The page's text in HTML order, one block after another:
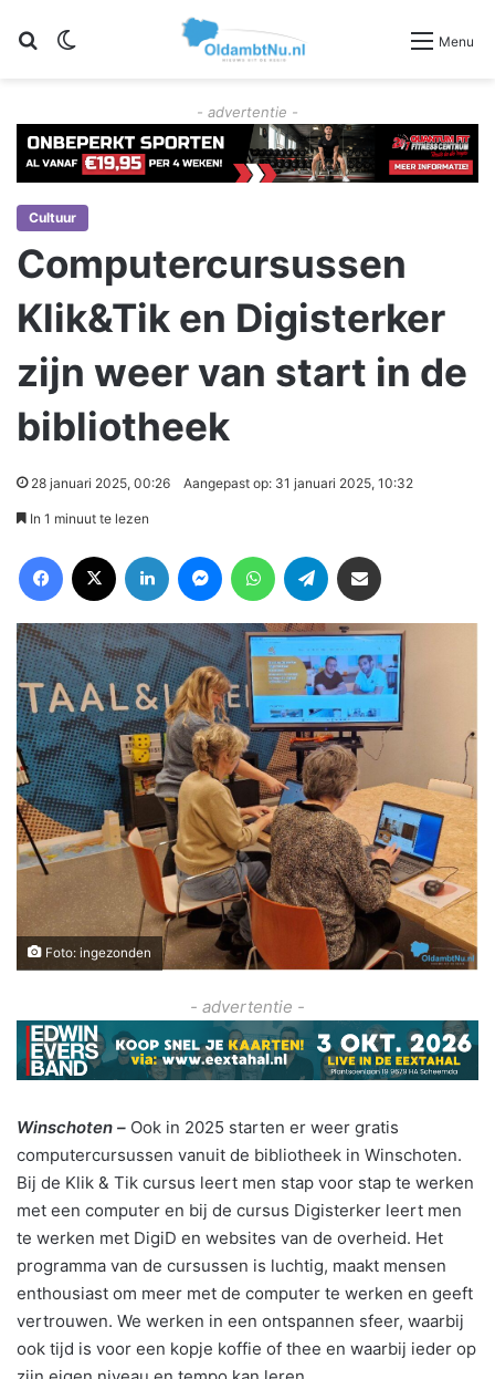
Zoeken Menu
- advertentie -
Cultuur
Computercursussen
Klik&Tik en Digisterker
zijn weer van start in de
bibliotheek
28 januari 2025, 00:26 Aangepast op: 31 januari 2025, 10:32
In 1 minuut te lezen
Foto: ingezonden
- advertentie -
Winschoten – Ook in 2025 starten er weer gratis
computercursussen vanuit de bibliotheek in Winschoten.
Bij de Klik & Tik cursus leert men stap voor stap te werken
met een computer en bij de cursus Digisterker leert men
te werken met DigiD en websites van de overheid. Het
programma van de cursussen is luchtig, maakt mensen
enthousiast om meer met de computer te werken en geeft
vertrouwen. We werken in een ontspannen sfeer, waarbij
ook tijd is voor een kopje koffie of thee en waarbij ieder op